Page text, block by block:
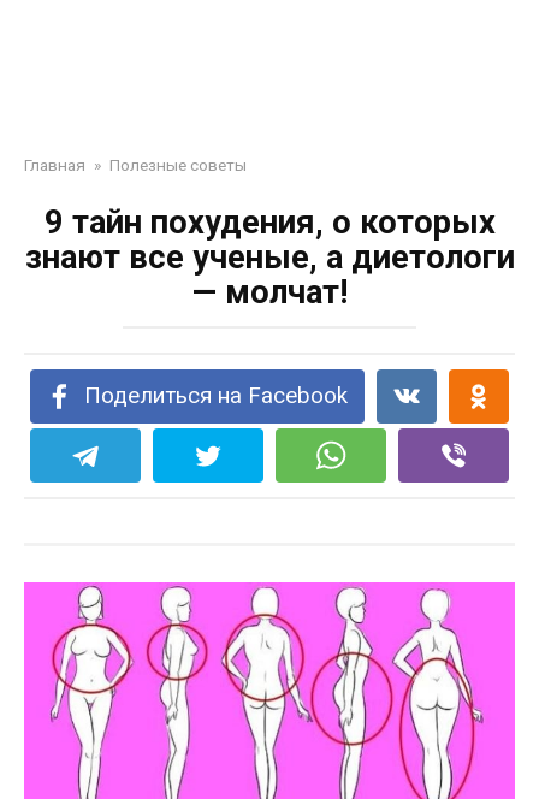
Главная » Полезные советы
9 тайн похудения, о которых
знают все ученые, а диетологи
— молчат!
Поделиться на Facebook